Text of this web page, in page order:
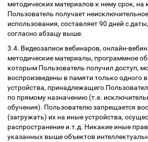
методических материалов к нему срок, на
Пользователь получает
использования, составляет 90 дней с
согласно абзацу выше.
3.4. Видеозаписи вебинаров, онлайн-
методические материалы, программное
которым Пользователь получил доступ,
воспроизведены в памяти только одного
устройства, принадлежащего
по прямому назначению (т.е.
обучения). Пользователю запрещается
(загружать) их на иные устройства,
распространение и.т.д. Никакие иные
указанных выше объектов